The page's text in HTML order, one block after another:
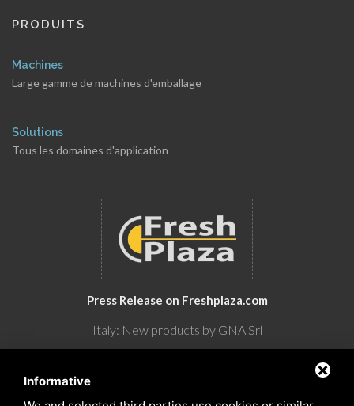
PRODUITS
Machines
Large gamme de machines d'emballage
Solutions
Tous les domaines d'application
Press Release on Freshplaza.com
Italy: New products by GNA Srl
Informative